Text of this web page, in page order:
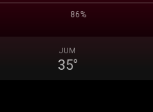
86%
JUM
35°